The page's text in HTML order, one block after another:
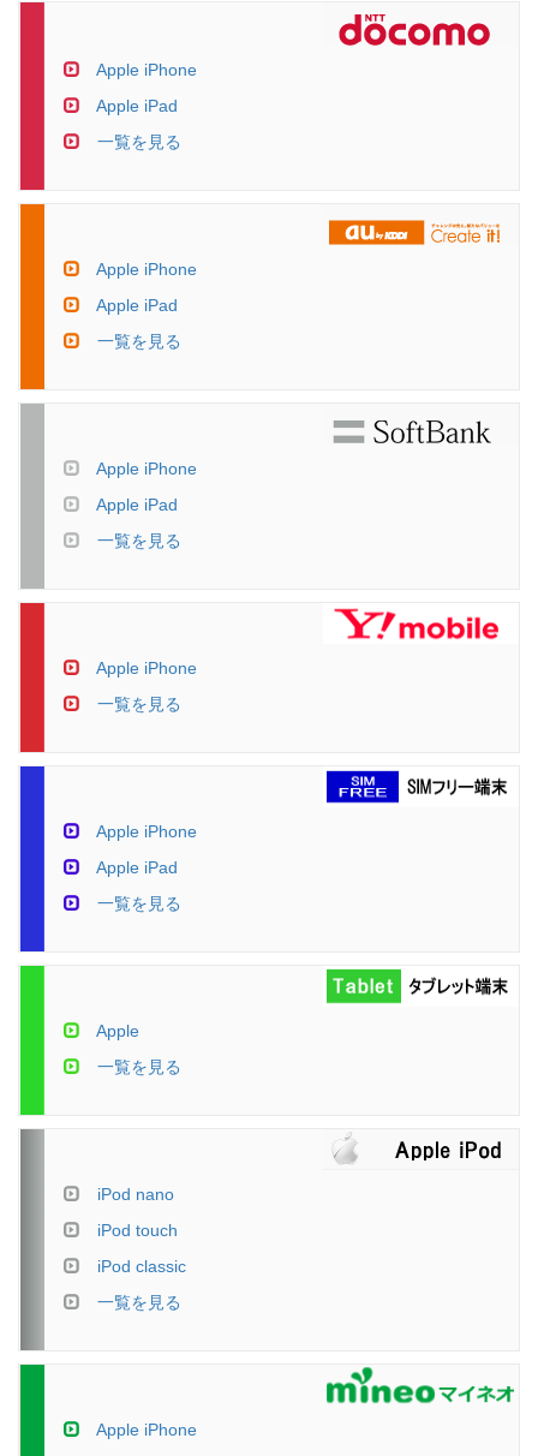
Apple iPhone
Apple iPad
一覧を見る
Apple iPhone
Apple iPad
一覧を見る
Apple iPhone
Apple iPad
一覧を見る
Apple iPhone
一覧を見る
Apple iPhone
Apple iPad
一覧を見る
Apple
一覧を見る
iPod nano
iPod touch
iPod classic
一覧を見る
Apple iPhone